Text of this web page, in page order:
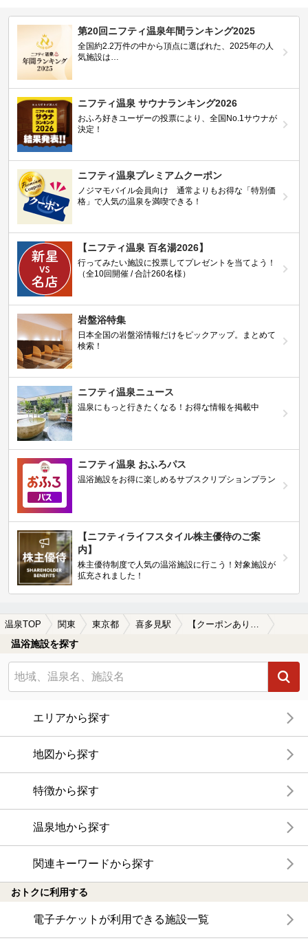
第20回ニフティ温泉年間ランキング2025
全国約2.2万件の中から頂点に選ばれた、2025年の人
気施設は…
ニフティ温泉 サウナランキング2026
おふろ好きユーザーの投票により、全国No.1サウナが
決定！
ニフティ温泉プレミアムクーポン
ノジマモバイル会員向け 通常よりもお得な「特別価
格」で人気の温泉を満喫できる！
【ニフティ温泉 百名湯2026】
行ってみたい施設に投票してプレゼントを当てよう！
（全10回開催 / 合計260名様）
岩盤浴特集
日本全国の岩盤浴情報だけをピックアップ。まとめて
検索！
ニフティ温泉ニュース
温泉にもっと行きたくなる！お得な情報を掲載中
ニフティ温泉 おふろパス
温浴施設をお得に楽しめるサブスクリプションプラン
【ニフティライフスタイル株主優待のご案
内】
株主優待制度で人気の温浴施設に行こう！対象施設が
拡充されました！
温泉TOP 関東 東京都 喜多見駅 【クーポンあり】女子旅・女子会におすすめの喜多見駅近くの温泉、日帰り温泉、スーパー銭湯おすすめ
温浴施設を探す
エリアから探す
地図から探す
特徴から探す
温泉地から探す
関連キーワードから探す
おトクに利用する
電子チケットが利用できる施設一覧